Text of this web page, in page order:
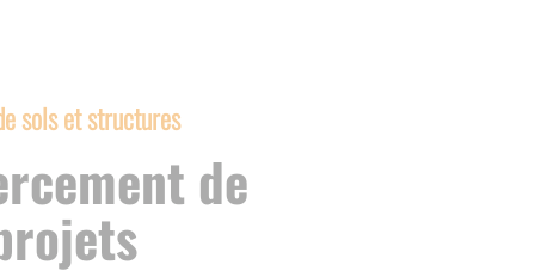
sols et structures
de